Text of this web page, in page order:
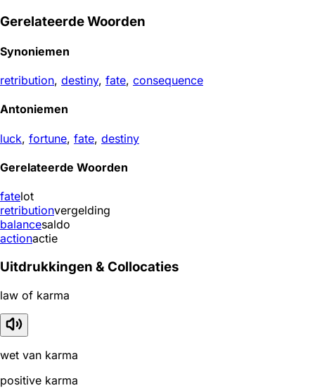
Gerelateerde Woorden
Synoniemen
retribution, destiny, fate, consequence
Antoniemen
luck, fortune, fate, destiny
Gerelateerde Woorden
fatelot
retributionvergelding
balancesaldo
actionactie
Uitdrukkingen & Collocaties
law of karma
wet van karma
positive karma